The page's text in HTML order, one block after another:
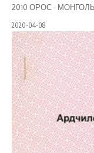
2010 ОРОС -
2020-04-08